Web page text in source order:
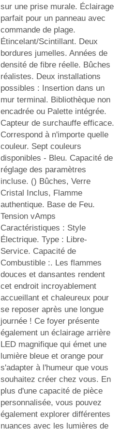
sur une prise murale. Éclairage
parfait pour un panneau avec
commande de plage.
Étincelant/Scintillant. Deux
bordures jumelles. Années de
densité de fibre réelle. Bûches
réalistes. Deux installations
possibles : Insertion dans un
mur terminal. Bibliothèque non
encadrée ou Palette intégrée.
Capteur de surchauffe efficace.
Correspond à n'importe quelle
couleur. Sept couleurs
disponibles - Bleu. Capacité de
réglage des paramètres
incluse. () Bûches, Verre
Cristal Inclus, Flamme
authentique. Base de Feu.
Tension vAmps
Caractéristiques : Style
Électrique. Type : Libre-
Service. Capacité de
Combustible :. Les flammes
douces et dansantes rendent
cet endroit incroyablement
accueillant et chaleureux pour
se reposer après une longue
journée ! Ce foyer présente
également un éclairage arrière
LED magnifique qui émet une
lumière bleue et orange pour
s'adapter à l'humeur que vous
souhaitez créer chez vous. En
plus d'une capacité de pièce
personnalisée, vous pouvez
également explorer différentes
nuances avec les lumières de